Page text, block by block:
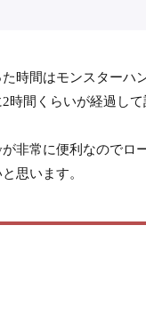
時間はモンスターハ
間くらいが経過し
非常に便利なのでロ
思います。